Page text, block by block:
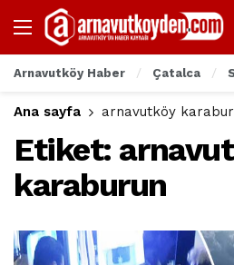
Arnavutköy Haber Çatalca
Ana sayfa arnavutköy
Etiket:
karaburun